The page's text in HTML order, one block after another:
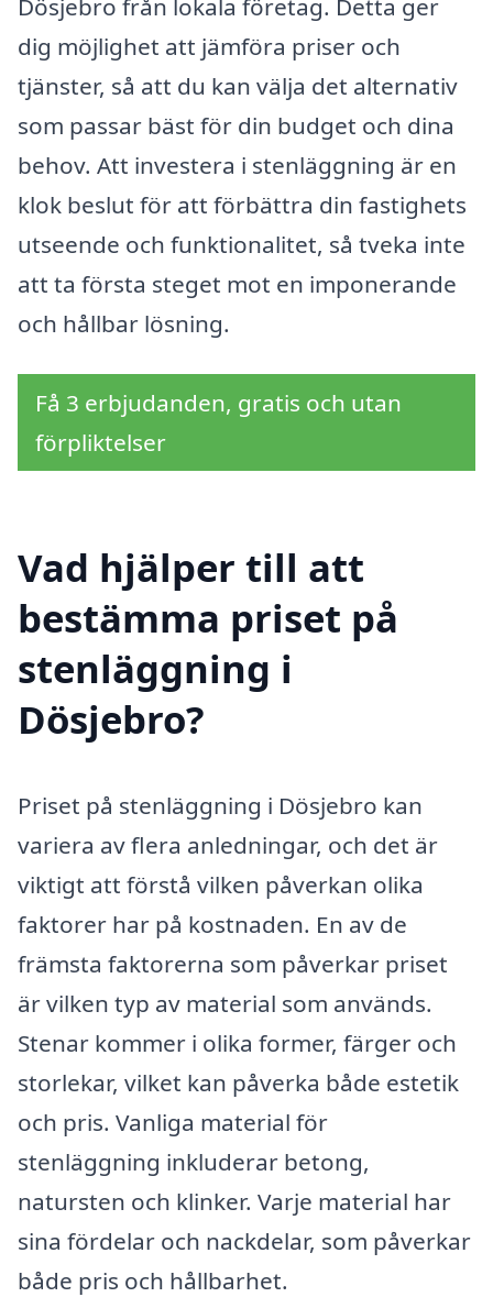
Dösjebro från lokala företag. Detta ger
dig möjlighet att jämföra priser och
tjänster, så att du kan välja det alternativ
som passar bäst för din budget och dina
behov. Att investera i stenläggning är en
klok beslut för att förbättra din fastighets
utseende och funktionalitet, så tveka inte
att ta första steget mot en imponerande
och hållbar lösning.
Få 3 erbjudanden, gratis och utan
förpliktelser
Vad hjälper till att
bestämma priset på
stenläggning i
Dösjebro?
Priset på stenläggning i Dösjebro kan
variera av flera anledningar, och det är
viktigt att förstå vilken påverkan olika
faktorer har på kostnaden. En av de
främsta faktorerna som påverkar priset
är vilken typ av material som används.
Stenar kommer i olika former, färger och
storlekar, vilket kan påverka både estetik
och pris. Vanliga material för
stenläggning inkluderar betong,
natursten och klinker. Varje material har
sina fördelar och nackdelar, som påverkar
både pris och hållbarhet.